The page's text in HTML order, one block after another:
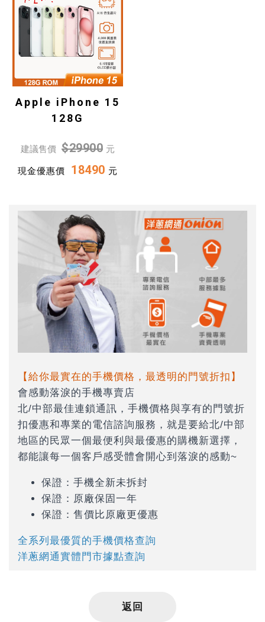
Apple iPhone 15
128G
建議售價 $29900 元
現金優惠價 18490 元
【給你最實在的手機價格，最透明的門號折扣】
會感動落淚的手機專賣店
北/中部最佳連鎖通訊，手機價格與享有的門號折
扣優惠和專業的電信諮詢服務，就是要給北/中部
地區的民眾一個最便利與最優惠的購機新選擇，
都能讓每一個客戶感受體會開心到落淚的感動~
保證：手機全新未拆封
保證：原廠保固一年
保證：售價比原廠更優惠
全系列最優質的手機價格查詢
洋蔥網通實體門市據點查詢
返回